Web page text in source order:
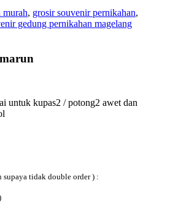
murah, grosir souvenir pernikahan,
gedung pernikahan magelang
untuk kupas2 / potong2 awet dan
supaya tidak double order ) :